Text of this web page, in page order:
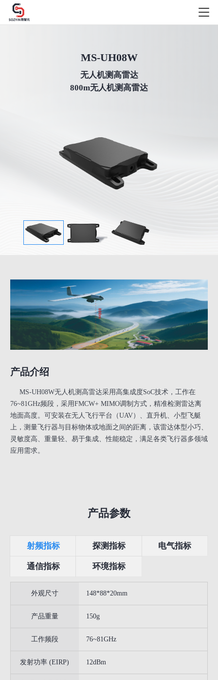
MS-UH08W
无人机测高雷达
800m无人机测高雷达
产品介绍
MS-UH08W无人机测高雷达采用高集成度SoC技术，工作在
76~81GHz频段，采用FMCW+ MIMO调制方式，精准检测雷达离
地面高度。可安装在无人飞行平台（UAV）、直升机、小型飞艇
上，测量飞行器与目标物体或地面之间的距离，该雷达体型小巧、
灵敏度高、重量轻、易于集成、性能稳定，满足各类飞行器多领域
应用需求。
产品参数
射频指标 探测指标 电气指标
通信指标 环境指标
外观尺寸 148*88*20mm
产品重量 150g
工作频段 76~81GHz
发射功率 (EIRP) 12dBm